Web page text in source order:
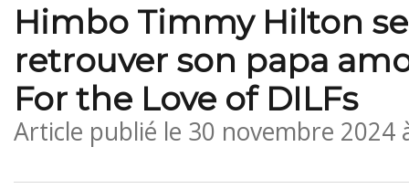
Himbo Timmy Hilton
retrouver son papa
For the Love of DILFs
Article publié le 30 novembre 2024